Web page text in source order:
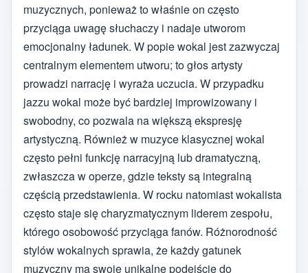
muzycznych, ponieważ to właśnie on często
przyciąga uwagę słuchaczy i nadaje utworom
emocjonalny ładunek. W popie wokal jest zazwyczaj
centralnym elementem utworu; to głos artysty
prowadzi narrację i wyraża uczucia. W przypadku
jazzu wokal może być bardziej improwizowany i
swobodny, co pozwala na większą ekspresję
artystyczną. Również w muzyce klasycznej wokal
często pełni funkcję narracyjną lub dramatyczną,
zwłaszcza w operze, gdzie teksty są integralną
częścią przedstawienia. W rocku natomiast wokalista
często staje się charyzmatycznym liderem zespołu,
którego osobowość przyciąga fanów. Różnorodność
stylów wokalnych sprawia, że każdy gatunek
muzyczny ma swoje unikalne podejście do